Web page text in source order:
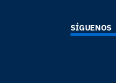
SÍGUENOS